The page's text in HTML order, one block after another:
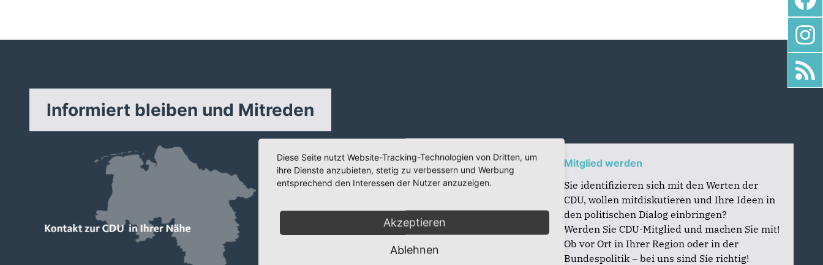
Informiert bleiben und Mitreden
Kostenfreien Newsletter bestellen
E-Mail
PLZ
Mitglied werden
Sie identifizieren sich mit den Werten der
CDU, wollen mitdiskutieren und Ihre Ideen in
den politischen Dialog einbringen?
Werden Sie CDU-Mitglied und machen Sie mit!
Ob vor Ort in Ihrer Region oder in der
Bundespolitik – bei uns sind Sie richtig!
Diese Seite nutzt Website-Tracking-Technologien von Dritten, um
ihre Dienste anzubieten, stetig zu verbessern und Werbung
entsprechend den Interessen der Nutzer anzuzeigen.
Akzeptieren
Ablehnen